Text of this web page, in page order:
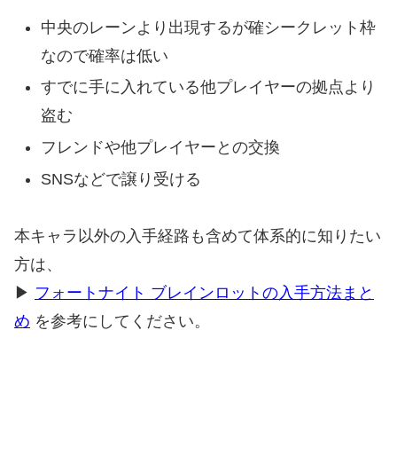
中央のレーンより出現するが確シークレット枠
なので確率は低い
すでに手に入れている他プレイヤーの拠点より
盗む
フレンドや他プレイヤーとの交換
SNSなどで譲り受ける
本キャラ以外の入手経路も含めて体系的に知りたい
方は、
▶ フォートナイト ブレインロットの入手方法まと
め を参考にしてください。